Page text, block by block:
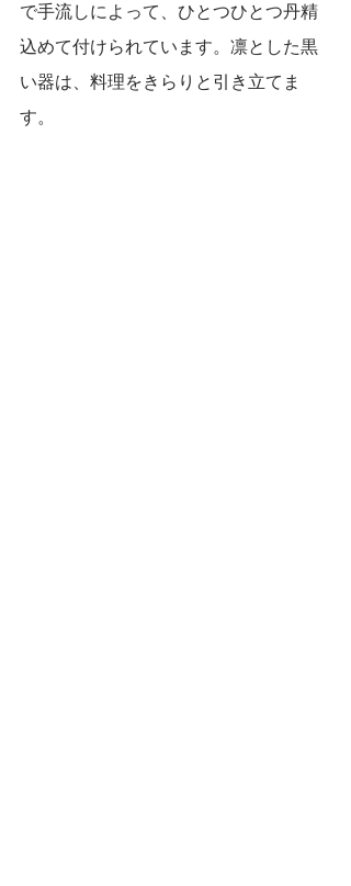
で手流しによって、ひとつひとつ丹精
込めて付けられています。凛とした黒
い器は、料理をきらりと引き立てま
す。